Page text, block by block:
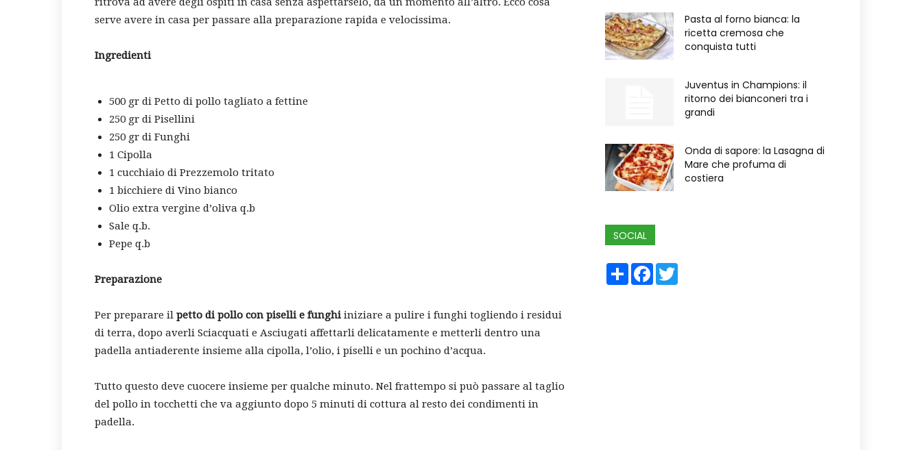
serve avere in casa per passare alla preparazione rapida e velocissima.
Ingredienti
500 gr di Petto di pollo tagliato a fettine
250 gr di Pisellini
250 gr di Funghi
1 Cipolla
1 cucchiaio di Prezzemolo tritato
1 bicchiere di Vino bianco
Olio extra vergine d’oliva q.b
Sale q.b.
Pepe q.b
Preparazione
Per preparare il petto di pollo con piselli e funghiiniziare a pulire i funghi togliendo i residui
di terra, dopo averli Sciacquati e Asciugati affettarli delicatamente e metterli dentro una
padella antiaderente insieme alla cipolla, l’olio, i piselli e un pochino d’acqua.
Tutto questo deve cuocere insieme per qualche minuto. Nel frattempo si può passare al taglio
del pollo in tocchetti che va aggiunto dopo 5 minuti di cottura al resto dei condimenti in
padella.
Pasta al forno bianca: la
ricetta cremosa che
conquista tutti
Juventus in Champions: il
ritorno dei bianconeri tra i
grandi
Onda di sapore: la Lasagna di
Mare che profuma di
costiera
SOCIAL
ShareFacebook